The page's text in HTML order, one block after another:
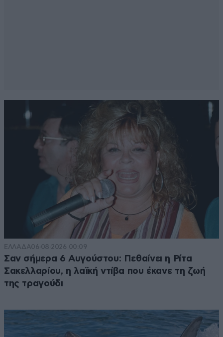
ΕΛΛΑΔΑ06·08·2026 00:09
Σαν σήμερα 6 Αυγούστου: Πεθαίνει η Ρίτα
Σακελλαρίου, η λαϊκή ντίβα που έκανε τη ζωή
της τραγούδι